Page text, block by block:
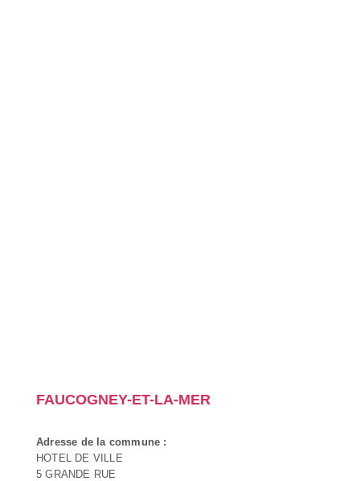
FAUCOGNEY-ET-LA-MER
Adresse de la commune :
HOTEL DE VILLE
5 GRANDE RUE